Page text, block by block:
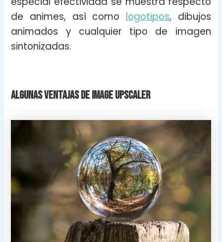
de animes, así como logotipos, dibujos
animados y cualquier tipo de imagen
sintonizadas.
Algunas ventajas de Image Upscaler